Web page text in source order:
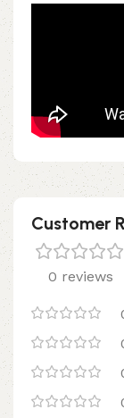
Customer
0 reviews